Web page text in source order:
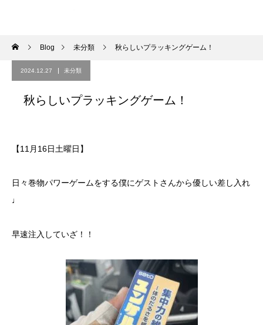
Blog 未分類 秋らしいプラッキングゲーム！
2024.12.27 未分類
秋らしいプラッキングゲーム！
【11月16日土曜日】
日々巻物パワーゲームをする僕にゲストさんから優しい差し入れ
♩
早速注入していざ！！